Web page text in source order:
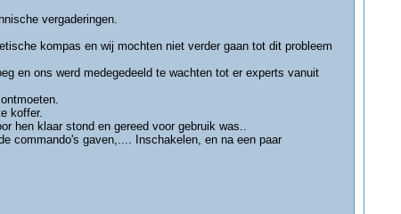
vergaderingen.
kompas en wij mochten niet verder gaan tot dit probleem
en ons werd medegedeeld te wachten tot er experts vanuit
koffer.
hen klaar stond en gereed voor gebruik was..
commando's gaven,.... Inschakelen, en na een paar